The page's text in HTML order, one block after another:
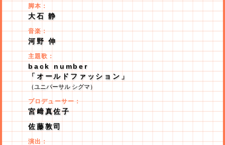
脚本：
大石 静
音楽：
河野 伸
主題歌：
back number
「オールドファッション」
（ユニバーサル シグマ）
プロデューサー：
宮﨑真佐子
佐藤敦司
演出：